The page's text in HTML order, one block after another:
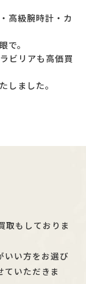
高級腕時計・カ
で。
ビリアも高価買
しました。
取もしておりま
いい方をお選び
ていただきま